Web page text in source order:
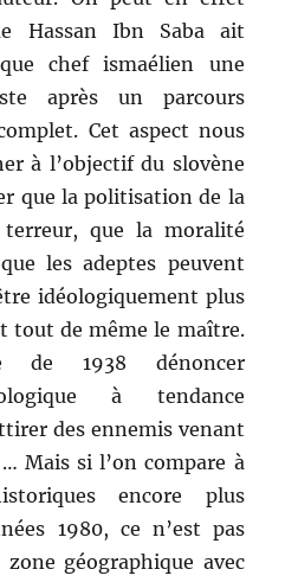
Hassan Ibn Saba ait
chef ismaélien une
après un parcours
Cet aspect nous
à l’objectif du slovène
que la politisation de la
que la moralité
les adeptes peuvent
idéologiquement plus
tout de même le maître.
de 1938 dénoncer
à tendance
des ennemis venant
Mais si l’on compare à
encore plus
1980, ce n’est pas
géographique avec